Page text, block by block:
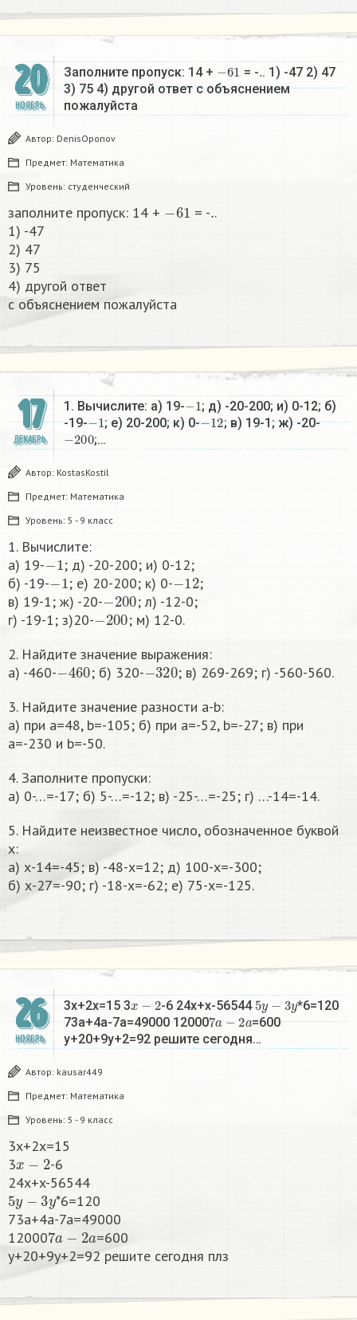
20
НОЯБРЬ
Заполните пропуск: 14 + − 61 = -.. 1) -47 2) 47
3) 75 4) другой ответ​ с объяснением
пожалуйста
Автор: DenisOponov
Предмет: Математика
Уровень: студенческий
заполните пропуск: 14 + 61 = - .
1) -47
2) 47
3) 75
4) другой ответ​
с объяснением пожалуйста
17
ДЕКАБРЬ
1. Вычислите: а) 19-− 1 ; д) -20-200; и) 0-12; б)
-19-
1; е) 20-200; к) 0-− 12; в) 19-1; ж) -20-
200;…
Автор: KostasKostil
Предмет: Математика
Уровень: 5 - 9 класс
1. Вычислите:
а) 19-−1 ; д) -20-200; и) 0-12;
б) -19- 1 ; е) 20-200; к) 0- −12 ;
в) 19-1; ж) -20-− 200 ; л) -12-0;
г) -19-1; з)20-− 200 ; м) 12-0.
2. Найдите значение выражения:
а) -460-− 460 ; б) 320-−320 ; в) 269-269; г) -560-560.
3. Найдите значение разности а-b:
а) при а=48, b=-105; б) при а=-52, b=-27; в) при
а=-230 и b=-50.
4. Заполните пропуски:
а) 0-…=-17; б) 5-…=-12; в) -25-…=-25; г) …-14=-14.
5. Найдите неизвестное число, обозначенное буквой
x:
а) х-14=-45; в) -48-х=12; д) 100-х=-300;
б) х-27=-90; г) -18-х=-62; е) 75-х=-125.
26
НОЯБРЬ
3x+2x=15 3x−2 -6 24x+x-565445y −3y *6=120
73a+4a-7a=49000 120007 a =600
y+20+9y+2=92 решите сегодня…
Автор: kausar449
Предмет: Математика
Уровень: 5 - 9 класс
3x+2x=15
3x− 2
-6
24x+x-56544
5 y−3y *6=120
73a+4a-7a=49000
120007 a−2 a
=600
y+20+9y+2=92 решите сегодня плз​